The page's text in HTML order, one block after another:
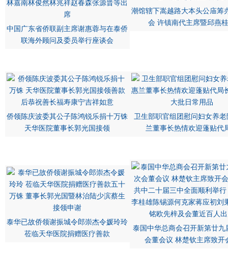
中国广东省侨联副主席谢惠蓉与在泰侨
联海外顾问及委员举行座谈会
潮馆辖下嵩越路大本头公庙筹
会 许镇南代主席暨邱燕
侨领陈庆波委其公子陈鸿锐乐捐十万铢
天华医院董事长郭光国接领
卫生部职官组团慰问妇女养
兰董事长热情欢迎蓬贴代
泰华已故侨领谢振城令郎崇杰令媛玲玲
莅临天华医院捐赠医疗善款
泰国中华总商会召开新第廿九
会董会议 林楚钦主席致开